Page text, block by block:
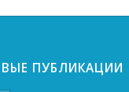
ПУБЛИКАЦИИ